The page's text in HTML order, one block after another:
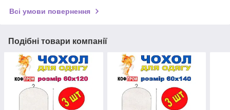
Всі умови повернення
Подібні товари компанії